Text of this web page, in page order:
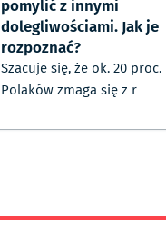
pomylić z innymi
dolegliwościami. Jak je
rozpoznać?
Szacuje się, że ok. 20 proc.
Polaków zmaga się z r